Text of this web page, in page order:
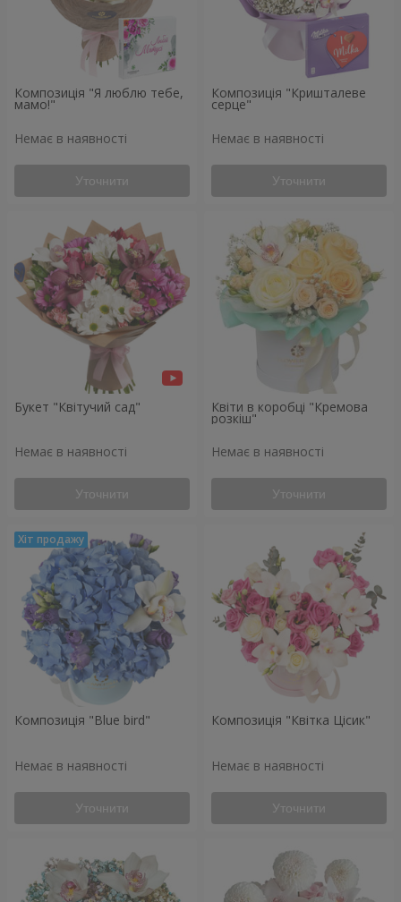
Композиція "Я люблю тебе,
мамо!"
Немає в наявності
Уточнити
Композиція "Кришталеве
серце"
Немає в наявності
Уточнити
Букет "Квітучий сад"
Немає в наявності
Уточнити
Квіти в коробці "Кремова
розкіш"
Немає в наявності
Уточнити
Композиція "Blue bird"
Немає в наявності
Уточнити
Композиція "Квітка Цісик"
Немає в наявності
Уточнити